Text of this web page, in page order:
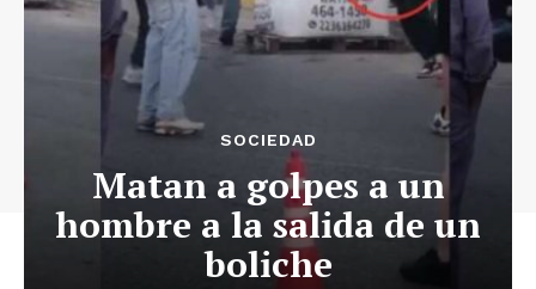
SOCIEDAD
Matan a golpes a un
hombre a la salida de un
boliche